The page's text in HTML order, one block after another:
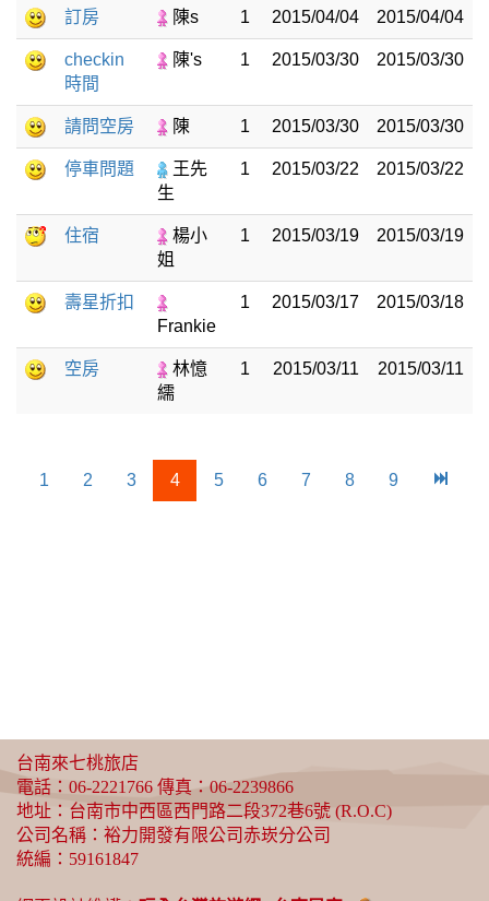
訂房 陳s 1 2015/04/04 2015/04/04
checkin
時間
陳's 1 2015/03/30 2015/03/30
請問空房 陳 1 2015/03/30 2015/03/30
停車問題
王先
生
1 2015/03/22 2015/03/22
住宿
楊小
姐
1 2015/03/19 2015/03/19
壽星折扣
Frankie
1 2015/03/17 2015/03/18
空房
林憶
繻
1 2015/03/11 2015/03/11
1 2 3 4 5 6 7 8 9
台南來七桃旅店
電話： 06-2221766 傳真：06-2239866
地址：台南市中西區西門路二段372巷6號 (R.O.C)
公司名稱：裕力開發有限公司赤崁分公司
統編：59161847